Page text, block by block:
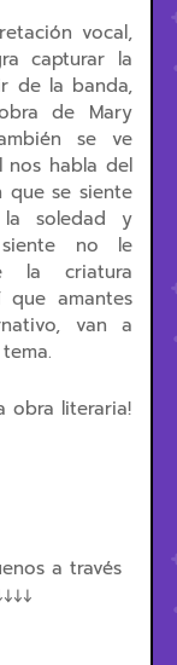
vocal,
capturar la
de la banda,
de Mary
se ve
nos habla del
que se siente
soledad y
no le
la criatura
amantes
van a
obra literaria!
a través